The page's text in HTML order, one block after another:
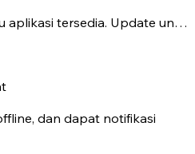
tersedia. Update untuk fitur terbaru.
dan dapat notifikasi